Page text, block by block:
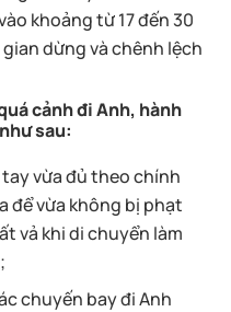
khoảng từ 17 đến 30
dừng và chênh lệch
cảnh đi Anh, hành
sau:
vừa đủ theo chính
để vừa không bị phạt
vả khi di chuyển làm
chuyến bay đi Anh